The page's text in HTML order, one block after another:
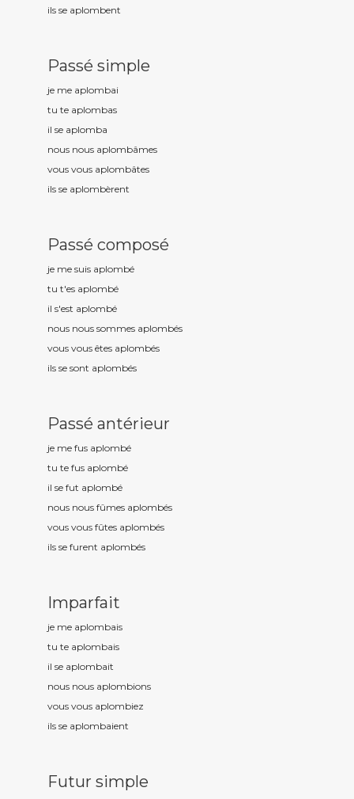
ils se aplombent
Passé simple
je me aplombai
tu te aplombas
il se aplomba
nous nous aplombâmes
vous vous aplombâtes
ils se aplombèrent
Passé composé
je me suis aplombé
tu t'es aplombé
il s'est aplombé
nous nous sommes aplombés
vous vous êtes aplombés
ils se sont aplombés
Passé antérieur
je me fus aplombé
tu te fus aplombé
il se fut aplombé
nous nous fûmes aplombés
vous vous fûtes aplombés
ils se furent aplombés
Imparfait
je me aplombais
tu te aplombais
il se aplombait
nous nous aplombions
vous vous aplombiez
ils se aplombaient
Futur simple